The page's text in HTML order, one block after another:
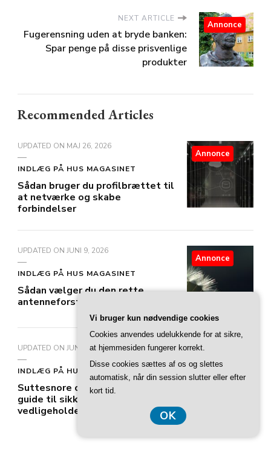
NEXT ARTICLE
Fugerensning uden at bryde banken:
Spar penge på disse prisvenlige
produkter
Annonce
Recommended Articles
UPDATED ON MAJ 26, 2026
INDLÆG PÅ HUS MAGASINET
Sådan bruger du profilbrættet til
at netværke og skabe
forbindelser
Annonce
UPDATED ON JUNI 9, 2026
INDLÆG PÅ HUS MAGASINET
Sådan vælger du den rette
antenneforstærker til dit hjem
Annonce
UPDATED ON JUNI 9, 2026
INDLÆG PÅ HUS MAGASINET
Suttesnore og suttekæder: En
guide til sikker brug og
vedligeholdelse
Vi bruger kun nødvendige cookies
Cookies anvendes udelukkende for at sikre,
at hjemmesiden fungerer korrekt.
Disse cookies sættes af os og slettes
automatisk, når din session slutter eller efter
kort tid.
OK